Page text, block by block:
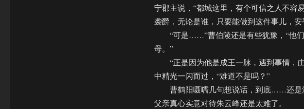
宁郡主说，“都城这里，有个可信之人不容
袭爵，无论是谁，只要能做到这件事儿，
“可是……”曹伯陵还是有些犹豫，“他
母。”
“正是因为他是成王一脉，遇到事情，
中精光一闪而过，“难道不是吗？”
曹鹤阳嗫嚅几句想说话，到底……还是
父亲真心实意对待朱云峰还是太难了。